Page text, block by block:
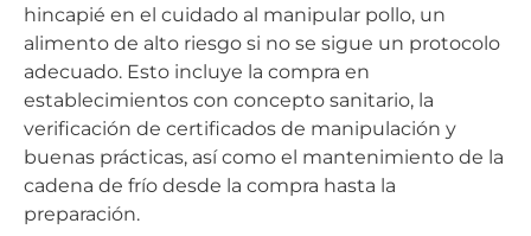
hincapié en el cuidado al manipular pollo, un
alimento de alto riesgo si no se sigue un protocolo
adecuado. Esto incluye la compra en
establecimientos con concepto sanitario, la
verificación de certificados de manipulación y
buenas prácticas, así como el mantenimiento de la
cadena de frío desde la compra hasta la
preparación.